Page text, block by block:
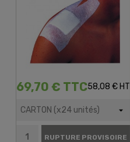
69,70 € TTC58,08 € HT
RUPTURE PROVISOIRE